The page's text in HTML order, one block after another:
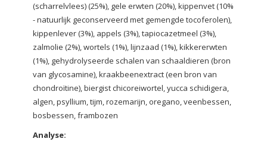
(scharrelvlees) (25%), gele erwten (20%), kippenvet (10%
- natuurlijk geconserveerd met gemengde tocoferolen),
kippenlever (3%), appels (3%), tapiocazetmeel (3%),
zalmolie (2%), wortels (1%), lijnzaad (1%), kikkererwten
(1%), gehydrolyseerde schalen van schaaldieren (bron
van glycosamine), kraakbeenextract (een bron van
chondroïtine), biergist chicoreiwortel, yucca schidigera,
algen, psyllium, tijm, rozemarijn, oregano, veenbessen,
bosbessen, frambozen
Analyse: